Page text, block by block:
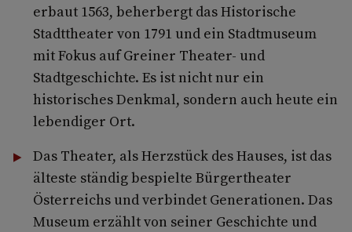
erbaut 1563, beherbergt das Historische
Stadttheater von 1791 und ein Stadtmuseum
mit Fokus auf Greiner Theater- und
Stadtgeschichte. Es ist nicht nur ein
historisches Denkmal, sondern auch heute ein
lebendiger Ort.
Das Theater, als Herzstück des Hauses, ist das
älteste ständig bespielte Bürgertheater
Österreichs und verbindet Generationen. Das
Museum erzählt von seiner Geschichte und